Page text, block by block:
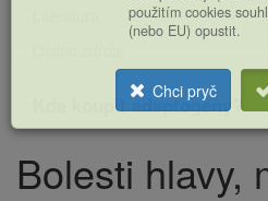
Online zdroje
Kde koupit adaptogeny?
Drobečková
navigace
Bolesti hlavy,
použitím cookies
(nebo EU) opustit.
Chci pryč